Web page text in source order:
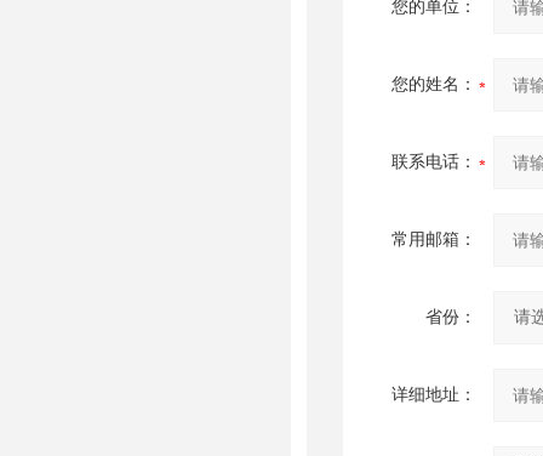
您的单位：
您的姓名：
联系电话：
常用邮箱：
省份：
详细地址：